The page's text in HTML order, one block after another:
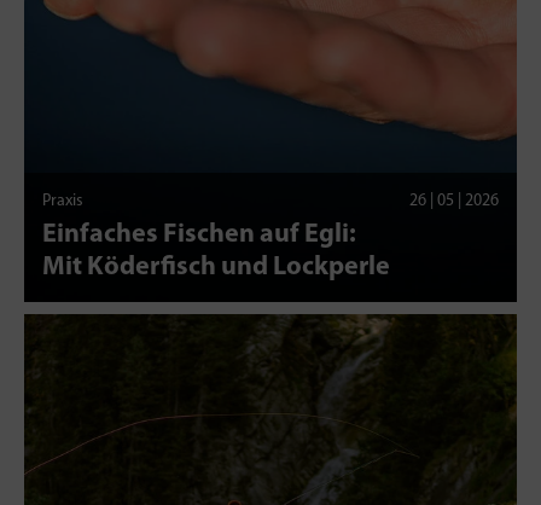
Praxis 26 | 05 | 2026
Einfaches Fischen auf Egli:
Mit Köderfisch und Lockperle